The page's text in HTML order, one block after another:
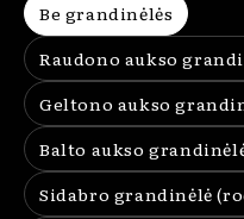
Be grandinėlės
Variant sold
Raudono aukso
Geltono aukso
Balto aukso
Variant
Sidabro grandinėlė